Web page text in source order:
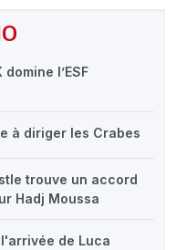
l’ESF
à diriger les Crabes
trouve un accord
Hadj Moussa
de Luca